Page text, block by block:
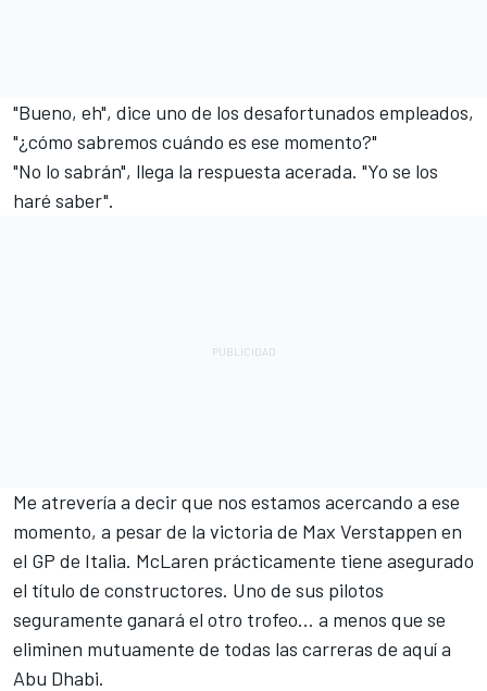
"Bueno, eh", dice uno de los desafortunados empleados,
"¿cómo sabremos cuándo es ese momento?"
"No lo sabrán", llega la respuesta acerada. "Yo se los
haré saber".
Me atrevería a decir que nos estamos acercando a ese
momento, a pesar de la victoria de Max Verstappen en
el GP de Italia. McLaren prácticamente tiene asegurado
el título de constructores. Uno de sus pilotos
seguramente ganará el otro trofeo… a menos que se
eliminen mutuamente de todas las carreras de aquí a
Abu Dhabi.